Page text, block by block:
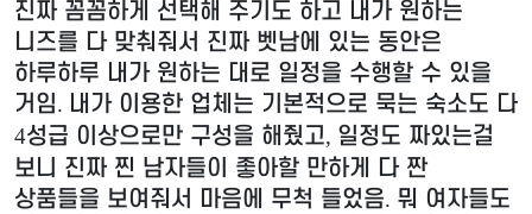
진짜 꼼꼼하게 선택해 주기도 하고 내가 원하는
니즈를 다 맞춰줘서 진짜 벳남에 있는 동안은
하루하루 내가 원하는 대로 일정을 수행할 수 있을
거임. 내가 이용한 업체는 기본적으로 묵는 숙소도 다
4성급 이상으로만 구성을 해줬고, 일정도 짜있는걸
보니 진짜 찐 남자들이 좋아할 만하게 다 짠
상품들을 보여줘서 마음에 무척 들었음. 뭐 여자들도